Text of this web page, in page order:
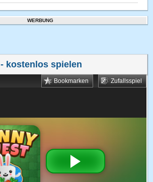
WERBUNG
- kostenlos spielen
Zufallsspiel
Bookmarken